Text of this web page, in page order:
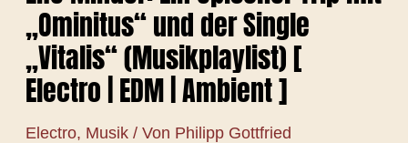
„Ominitus“ und der Single
„Vitalis“ (Musikplaylist) [
Electro | EDM | Ambient ]
Electro, Musik/ Von Philipp Gottfried